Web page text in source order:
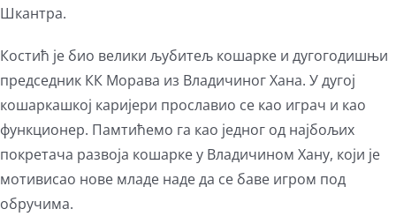
Шкантра.
Костић је био велики љубитељ кошарке и дугогодишњи
председник КК Морава из Владичиног Хана. У дугој
кошаркашкој каријери прославио се као играч и као
функционер. Памтићемо га као једног од најбољих
покретача развоја кошарке у Владичином Хану, који је
мотивисао нове младе наде да се баве игром под
обручима.